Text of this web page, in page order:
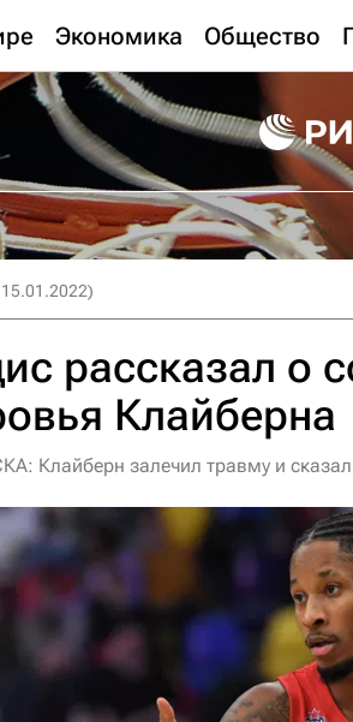
Экономика Общество
рассказал о
Клайберна
Клайберн залечил травму и